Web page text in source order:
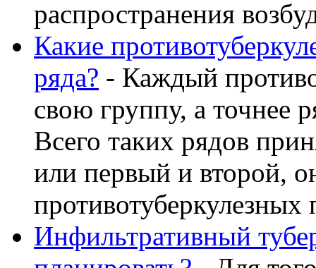
распространения
Какие
ряда? - Каждый
свою группу, а точнее
Всего таких рядов
или первый и второй,
противотуберкулезных
Инфильтративный